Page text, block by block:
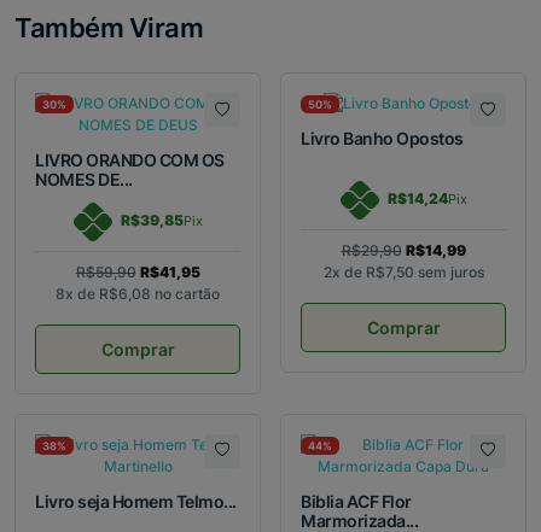
Também Viram
30%
LIVRO ORANDO COM OS
NOMES DE...
R$39,85Pix
R$59,90 R$41,95
8x de R$6,08 no cartão
Comprar
50%
Livro Banho Opostos
R$14,24Pix
R$29,90 R$14,99
2x de R$7,50 sem juros
Comprar
38%
Livro seja Homem Telmo...
44%
Biblia ACF Flor
Marmorizada...